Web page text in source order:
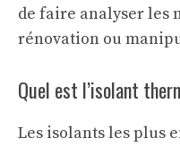
de faire analyser les
rénovation ou
Quel est l’isolant
Les isolants les plus